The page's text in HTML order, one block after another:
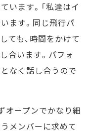
います。「私達はイ
ます。同じ飛行パ
ても、時間をかけて
合います。パフォ
なく話し合うので
オープンでかなり細
メンバーに求めて